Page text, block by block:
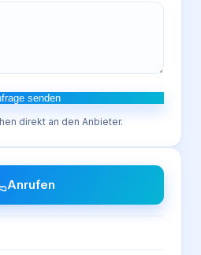
senden
direkt an den Anbieter.
Anrufen